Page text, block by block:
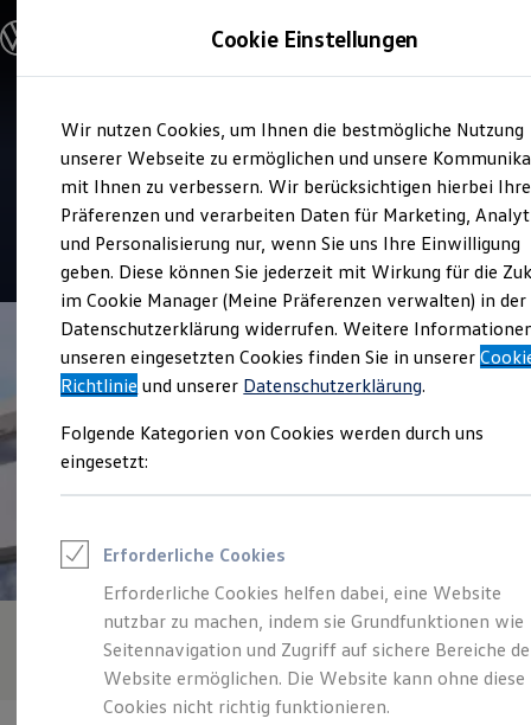
Hauptinhalt
springen
Footer
springen
Modelle & Konfigurator
Nutzfahrzeugkategorien entdecken
Modelle konfigurieren
Vorgängermodelle und Oldtimer
Vorgängermodelle
Oldtimer
Bulli Historie
Branchenlösungen & Gewerbekunden
Umbaulösungen und Hersteller finden
Auf- und Umbauten entdecken & konfigurieren
Groß- und Sonderkunden
Großkunden
Kommunen & Behörden
Journalisten
Sportvereine
Branchenlösungen
Gewerbliche Personenbeförderung
Service & mobile Werkstätten
Menschen mit Behinderung
Rettungsdienste
ONE Business ID Vorteile
Fahrzeugsuche & Marktplatz
Fahrzeugsuche
Fahrzeuge online kaufen
Digitaler Marktplatz
Kauf & Finanzierung
Online-Fahrzeugbewertung
Service
Tölke und Fischer
Nutzfahrzeuge
4.5|40 Bewertungen
Cookie Einstellungen
Wir nutzen Cookies, um Ihnen die bestmögliche Nutzung
unserer Webseite zu ermöglichen und unsere
mit Ihnen zu verbessern. Wir berücksichtigen hierbei Ihre
Präferenzen und verarbeiten Daten für Marketing,
und Personalisierung nur, wenn Sie uns Ihre Einwilligung
geben. Diese können Sie jederzeit mit Wirkung für die
im Cookie Manager (Meine Präferenzen verwalten) in der
Datenschutzerklärung widerrufen. Weitere
unseren eingesetzten Cookies finden Sie in unserer
Richtlinie und unserer Datenschutzerklärung.
Folgende Kategorien von Cookies werden durch uns
eingesetzt:
Erforderliche Cookies
Erforderliche Cookies helfen dabei, eine Website
nutzbar zu machen, indem sie Grundfunktionen wie
Seitennavigation und Zugriff auf sichere Bereiche
Website ermöglichen. Die Website kann ohne diese
Cookies nicht richtig funktionieren.